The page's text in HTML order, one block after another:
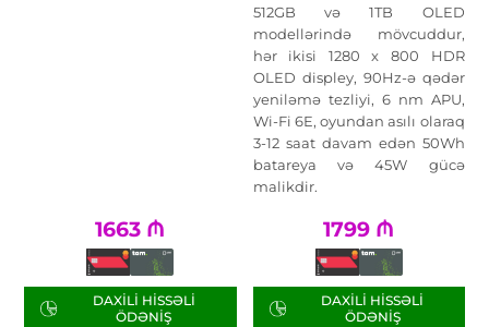
1663 ₼
DAXILI HISSƏLI
ÖDƏNIŞ
512GB və 1TB OLED
modellərində mövcuddur,
hər ikisi 1280 x 800 HDR
OLED displey, 90Hz-ə qədər
yeniləmə tezliyi, 6 nm APU,
Wi-Fi 6E, oyundan asılı olaraq
3-12 saat davam edən 50Wh
batareya və 45W gücə
malikdir.
1799 ₼
DAXILI HISSƏLI
ÖDƏNIŞ